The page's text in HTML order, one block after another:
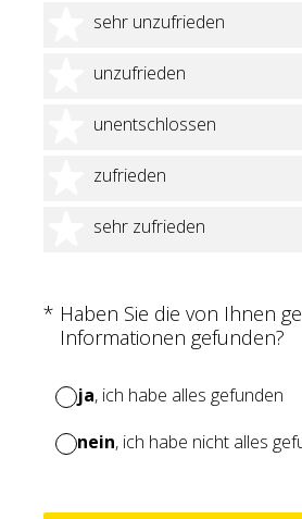
sehr unzufrieden
1 Stern
unzufrieden
2 Sterne
unentschlossen
3 Sterne
zufrieden
4 Sterne
sehr zufrieden
5 Sterne
* Haben Sie die von Ihnen
Informationen gefunden?
(Erforderlich.)
ja, ich habe alles gefunden
nein, ich habe nicht alles